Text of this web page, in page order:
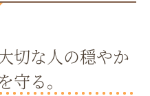
切な人の穏やか
守る。